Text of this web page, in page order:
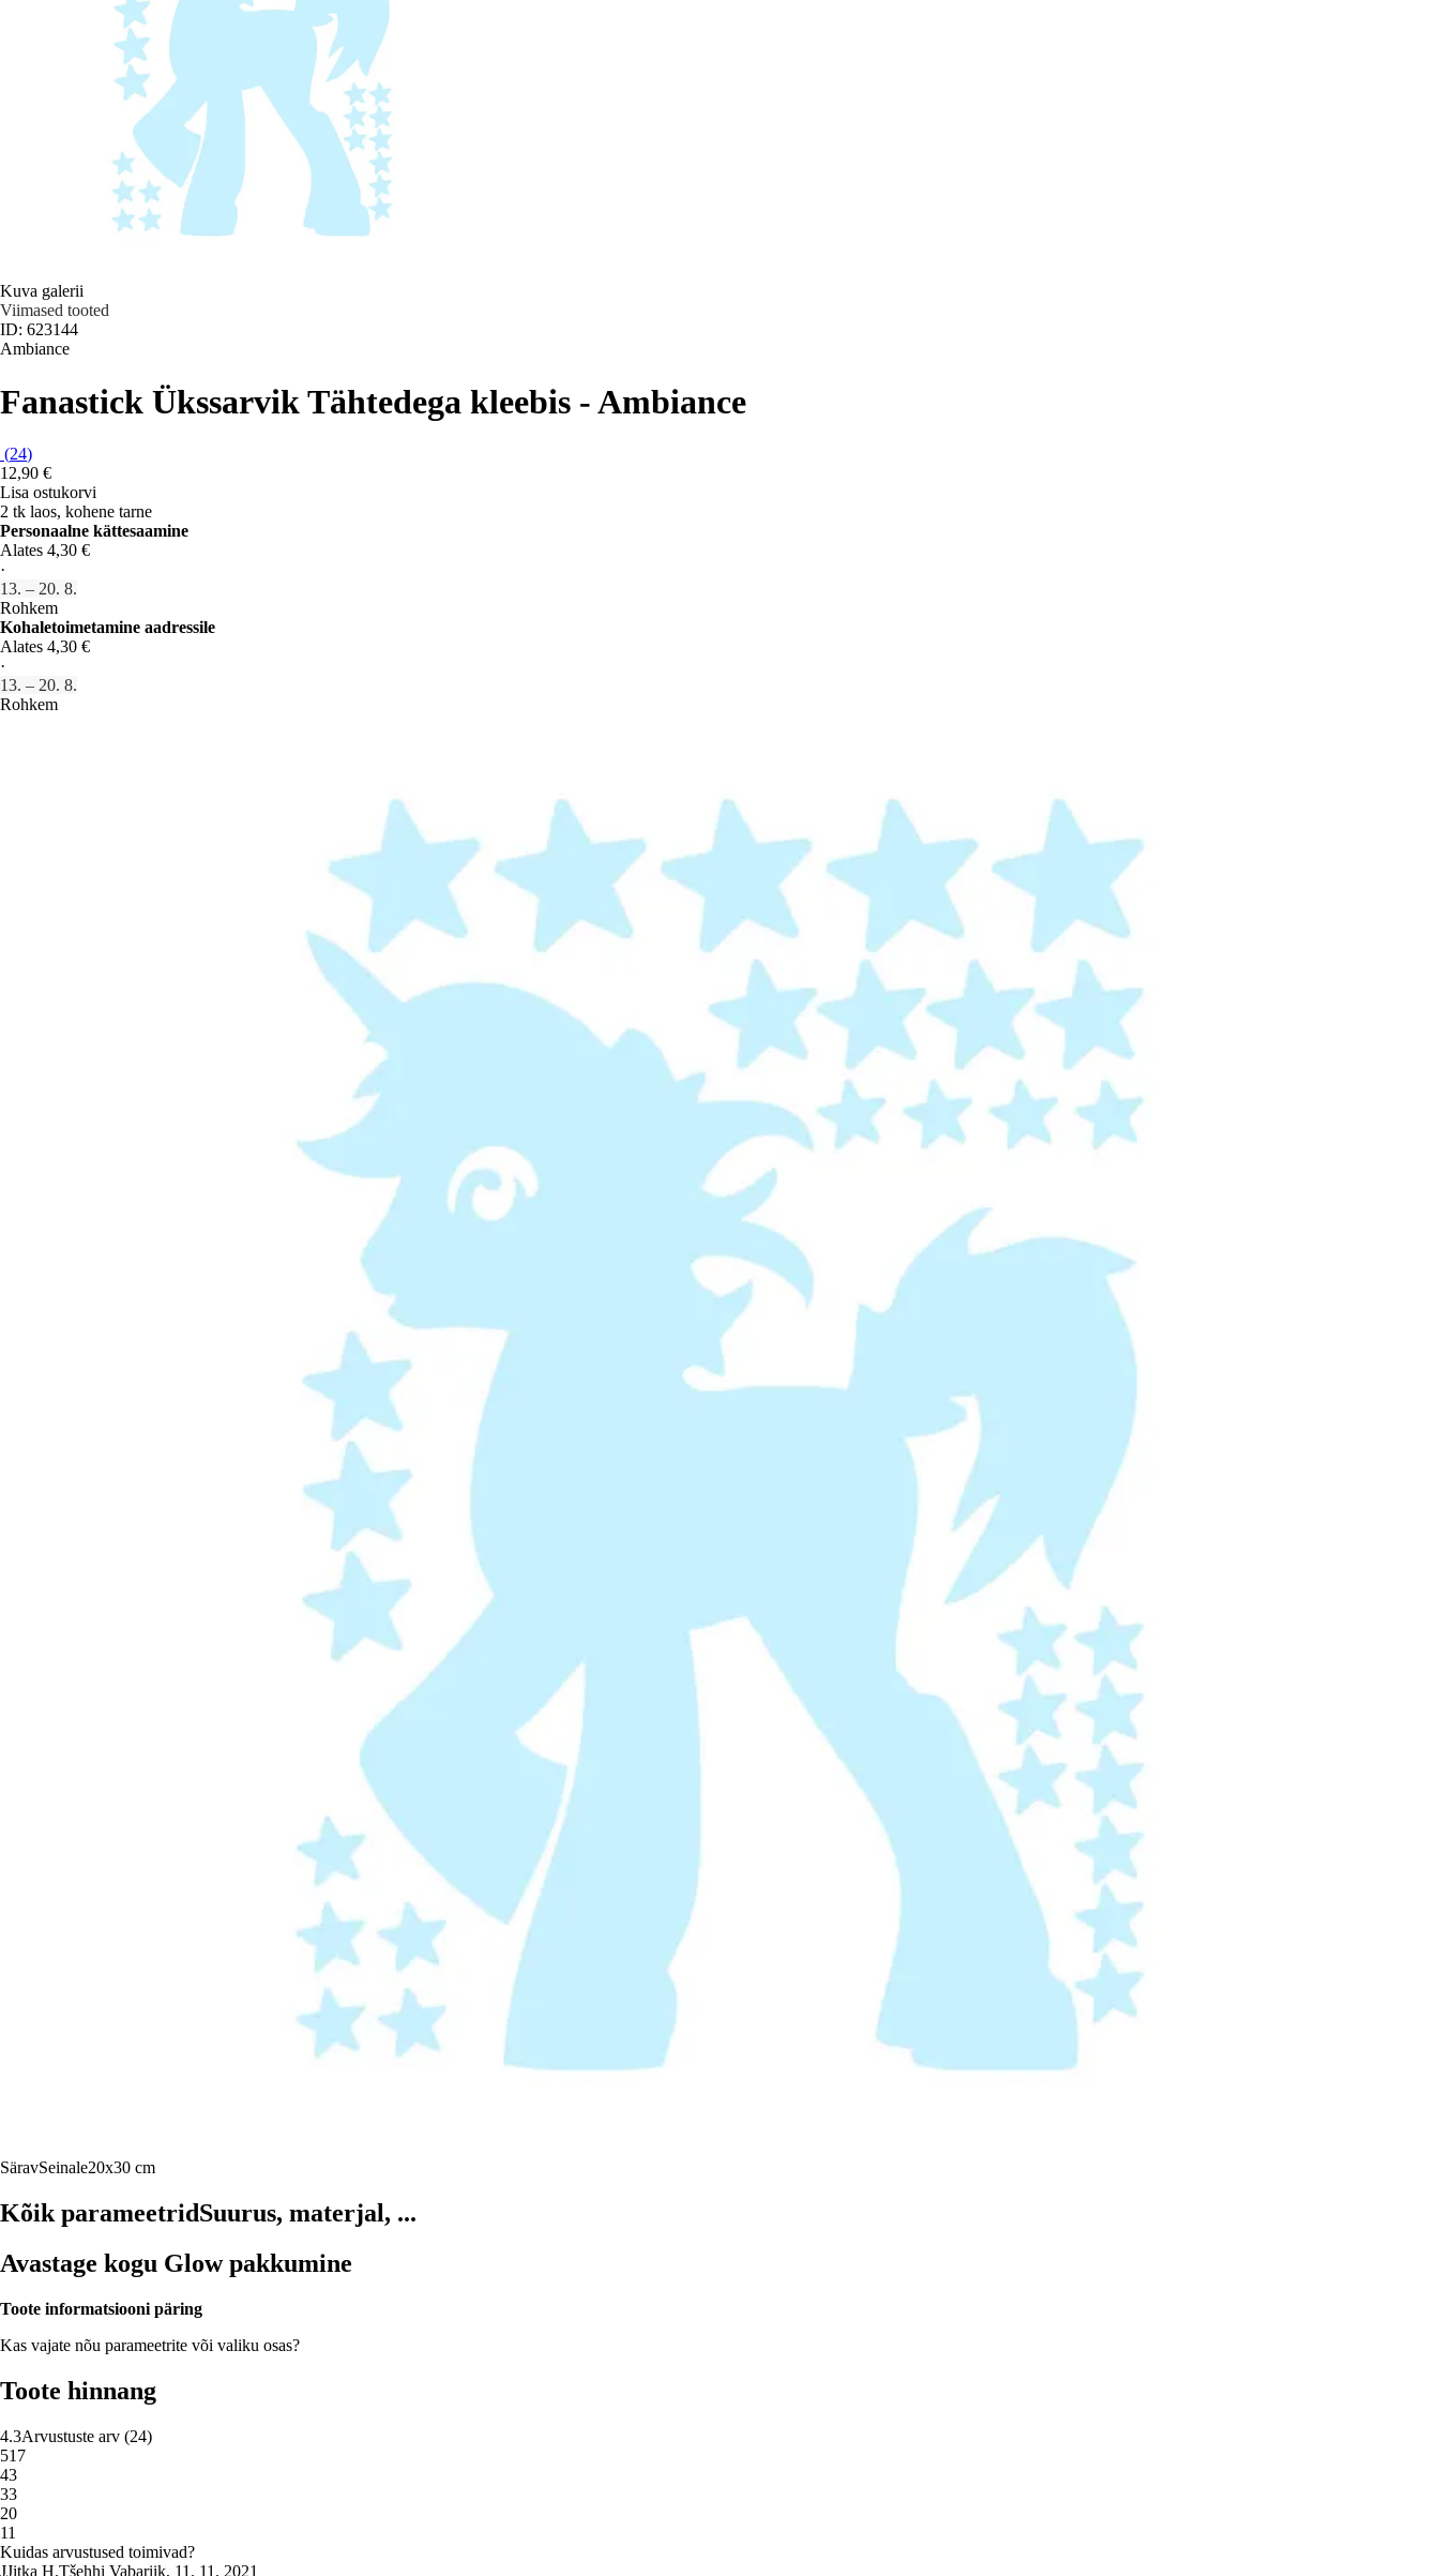
Kuva galerii
Viimased tooted
ID: 623144
Ambiance
Fanastick Ükssarvik Tähtedega kleebis - Ambiance
(24)
12,90 €
Lisa ostukorvi
2 tk laos, kohene tarne
Personaalne kättesaamine
Alates 4,30 €
·
13. – 20. 8.
Rohkem
Kohaletoimetamine aadressile
Alates 4,30 €
·
13. – 20. 8.
Rohkem
SäravSeinale20x30 cm
Kõik parameetridSuurus, materjal, ...
Avastage kogu Glow pakkumine
Toote informatsiooni päring
Kas vajate nõu parameetrite või valiku osas?
Toote hinnang
4.3Arvustuste arv (24)
517
43
33
20
11
Kuidas arvustused toimivad?
JJitka H.Tšehhi Vabariik, 11. 11. 2021